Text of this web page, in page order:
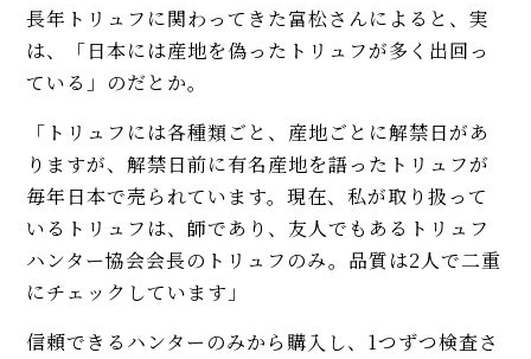
長年トリュフに関わってきた富松さんによると、実
は、「日本には産地を偽ったトリュフが多く出回っ
ている」のだとか。
「トリュフには各種類ごと、産地ごとに解禁日があ
りますが、解禁日前に有名産地を語ったトリュフが
毎年日本で売られています。現在、私が取り扱って
いるトリュフは、師であり、友人でもあるトリュフ
ハンター協会会長のトリュフのみ。品質は2人で二重
にチェックしています」
信頼できるハンターのみから購入し、1つずつ検査さ